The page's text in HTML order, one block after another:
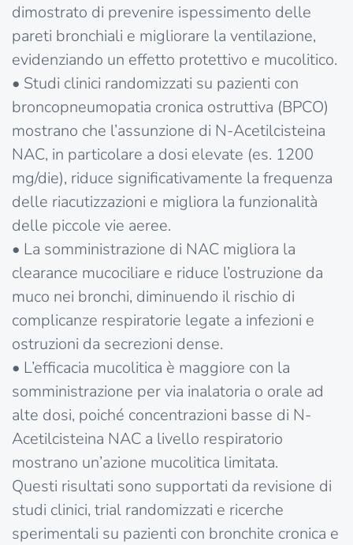
dimostrato di prevenire ispessimento delle
pareti bronchiali e migliorare la ventilazione,
evidenziando un effetto protettivo e mucolitico.
• Studi clinici randomizzati su pazienti con
broncopneumopatia cronica ostruttiva (BPCO)
mostrano che l’assunzione di N-Acetilcisteina
NAC, in particolare a dosi elevate (es. 1200
mg/die), riduce significativamente la frequenza
delle riacutizzazioni e migliora la funzionalità
delle piccole vie aeree.
• La somministrazione di NAC migliora la
clearance mucociliare e riduce l’ostruzione da
muco nei bronchi, diminuendo il rischio di
complicanze respiratorie legate a infezioni e
ostruzioni da secrezioni dense.
• L’efficacia mucolitica è maggiore con la
somministrazione per via inalatoria o orale ad
alte dosi, poiché concentrazioni basse di N-
Acetilcisteina NAC a livello respiratorio
mostrano un’azione mucolitica limitata.
Questi risultati sono supportati da revisione di
studi clinici, trial randomizzati e ricerche
sperimentali su pazienti con bronchite cronica e